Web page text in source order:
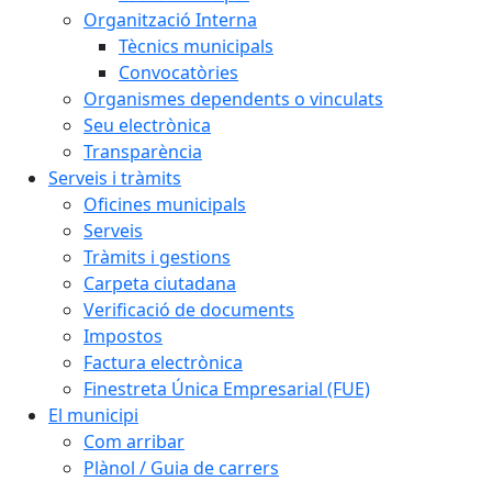
Organització Interna
Tècnics municipals
Convocatòries
Organismes dependents o vinculats
Seu electrònica
Transparència
Serveis i tràmits
Oficines municipals
Serveis
Tràmits i gestions
Carpeta ciutadana
Verificació de documents
Impostos
Factura electrònica
Finestreta Única Empresarial (FUE)
El municipi
Com arribar
Plànol / Guia de carrers